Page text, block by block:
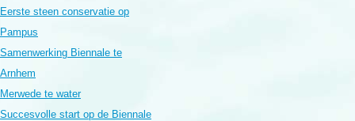
Eerste steen conservatie op
Pampus
Samenwerking Biennale te
Arnhem
Merwede te water
Succesvolle start op de Biennale